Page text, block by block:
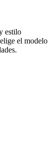
estilo
el modelo